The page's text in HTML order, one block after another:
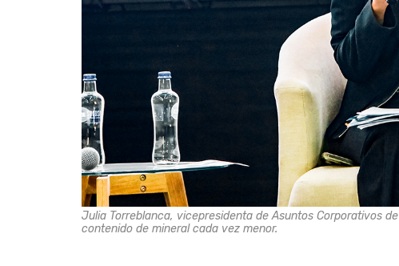
Julia Torreblanca, vicepresidenta de Asuntos Corporativos
contenido de mineral cada vez menor.